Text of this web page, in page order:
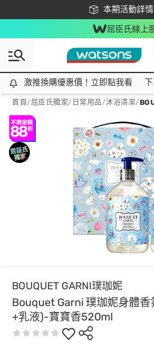
本期活動詳
下載app最高
屈臣氏線上
激推換購優惠價！立即點我看
激推換購優惠價！立即點我看
首頁/ 屈臣氏獨家/ 日常用品/沐浴清潔/
BOUQUET GARNI璞珈妮
Bouquet Garni 璞珈妮身體
+乳液)-寶寶香520ml